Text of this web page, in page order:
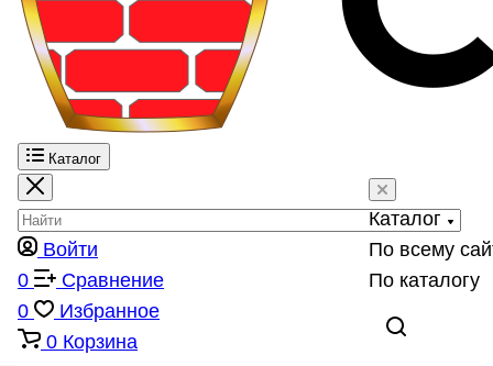
Каталог
Каталог
По всему
По каталогу
Войти
0
Сравнение
0
Избранное
0 Корзина